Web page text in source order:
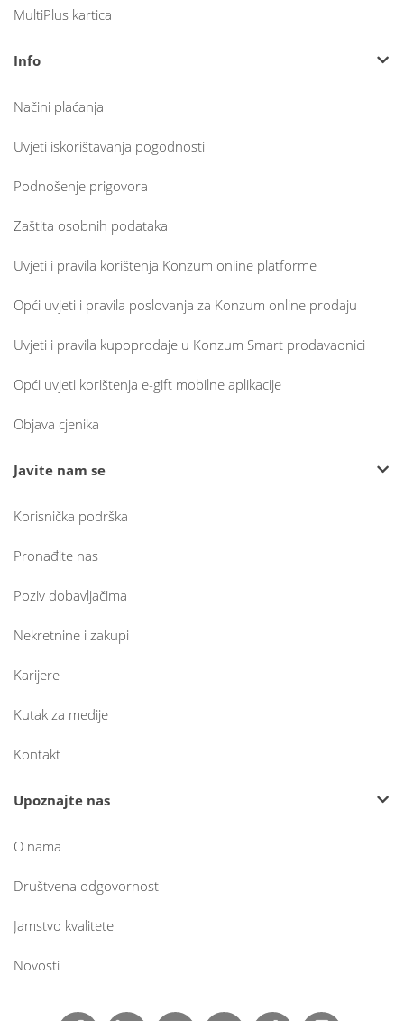
MultiPlus kartica
Info
Načini plaćanja
Uvjeti iskorištavanja pogodnosti
Podnošenje prigovora
Zaštita osobnih podataka
Uvjeti i pravila korištenja Konzum online platforme
Opći uvjeti i pravila poslovanja za Konzum online prodaju
Uvjeti i pravila kupoprodaje u Konzum Smart prodavaonici
Opći uvjeti korištenja e-gift mobilne aplikacije
Objava cjenika
Javite nam se
Korisnička podrška
Pronađite nas
Poziv dobavljačima
Nekretnine i zakupi
Karijere
Kutak za medije
Kontakt
Upoznajte nas
O nama
Društvena odgovornost
Jamstvo kvalitete
Novosti